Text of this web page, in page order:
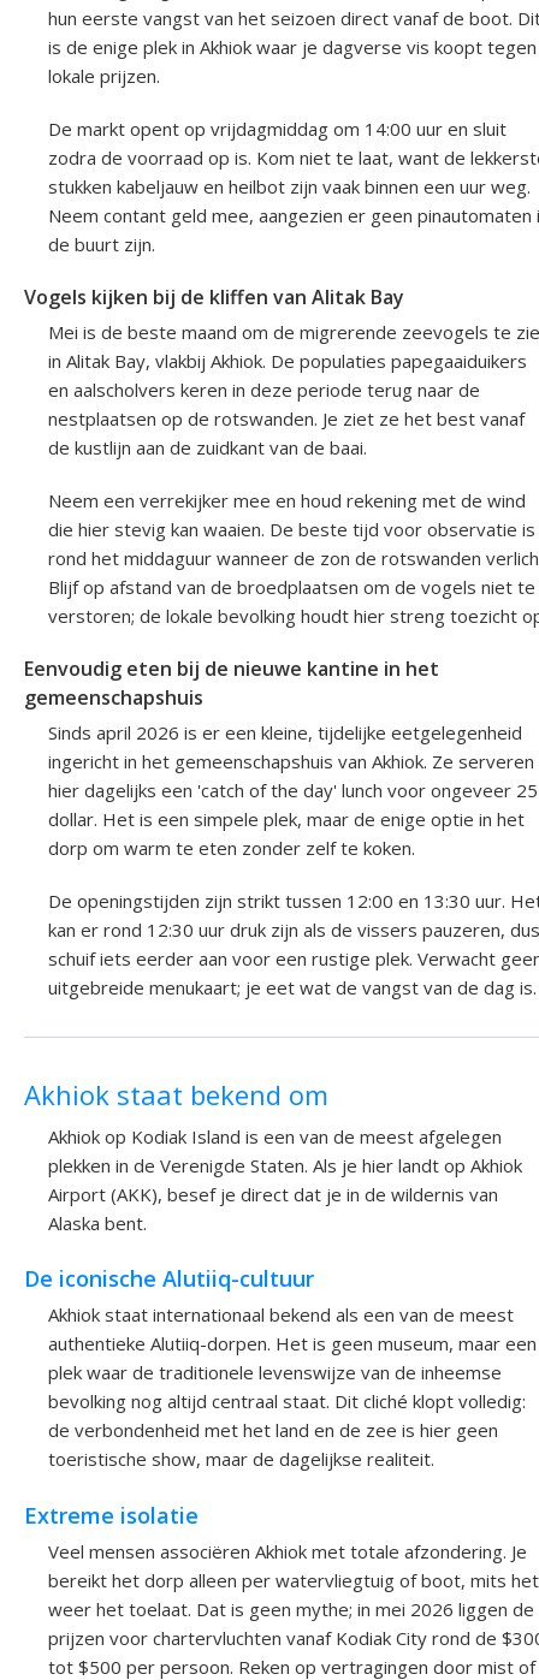
hun eerste vangst van het seizoen direct vanaf de boot.
is de enige plek in Akhiok waar je dagverse vis koopt tegen
lokale prijzen.
De markt opent op vrijdagmiddag om 14:00 uur en sluit
zodra de voorraad op is. Kom niet te laat, want de
stukken kabeljauw en heilbot zijn vaak binnen een uur weg.
Neem contant geld mee, aangezien er geen pinautomaten
de buurt zijn.
Vogels kijken bij de kliffen van Alitak Bay
Mei is de beste maand om de migrerende zeevogels te
in Alitak Bay, vlakbij Akhiok. De populaties papegaaiduikers
en aalscholvers keren in deze periode terug naar de
nestplaatsen op de rotswanden. Je ziet ze het best vanaf
de kustlijn aan de zuidkant van de baai.
Neem een verrekijker mee en houd rekening met de wind
die hier stevig kan waaien. De beste tijd voor observatie is
rond het middaguur wanneer de zon de rotswanden
Blijf op afstand van de broedplaatsen om de vogels niet te
verstoren; de lokale bevolking houdt hier streng toezicht
Eenvoudig eten bij de nieuwe kantine in het
gemeenschapshuis
Sinds april 2026 is er een kleine, tijdelijke eetgelegenheid
ingericht in het gemeenschapshuis van Akhiok. Ze serveren
hier dagelijks een 'catch of the day' lunch voor ongeveer 25
dollar. Het is een simpele plek, maar de enige optie in het
dorp om warm te eten zonder zelf te koken.
De openingstijden zijn strikt tussen 12:00 en 13:30 uur.
kan er rond 12:30 uur druk zijn als de vissers pauzeren, dus
schuif iets eerder aan voor een rustige plek. Verwacht
uitgebreide menukaart; je eet wat de vangst van de dag is.
Akhiok staat bekend om
Akhiok op Kodiak Island is een van de meest afgelegen
plekken in de Verenigde Staten. Als je hier landt op Akhiok
Airport (AKK), besef je direct dat je in de wildernis van
Alaska bent.
De iconische Alutiiq-cultuur
Akhiok staat internationaal bekend als een van de meest
authentieke Alutiiq-dorpen. Het is geen museum, maar een
plek waar de traditionele levenswijze van de inheemse
bevolking nog altijd centraal staat. Dit cliché klopt volledig:
de verbondenheid met het land en de zee is hier geen
toeristische show, maar de dagelijkse realiteit.
Extreme isolatie
Veel mensen associëren Akhiok met totale afzondering. Je
bereikt het dorp alleen per watervliegtuig of boot, mits het
weer het toelaat. Dat is geen mythe; in mei 2026 liggen de
prijzen voor chartervluchten vanaf Kodiak City rond de
tot $500 per persoon. Reken op vertragingen door mist of